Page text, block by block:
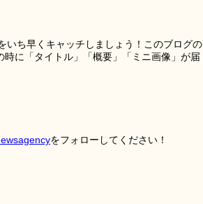
いち早くキャッチしましょう！このブログの
時に「タイトル」「概要」「ミニ画像」が届
をフォローしてください！